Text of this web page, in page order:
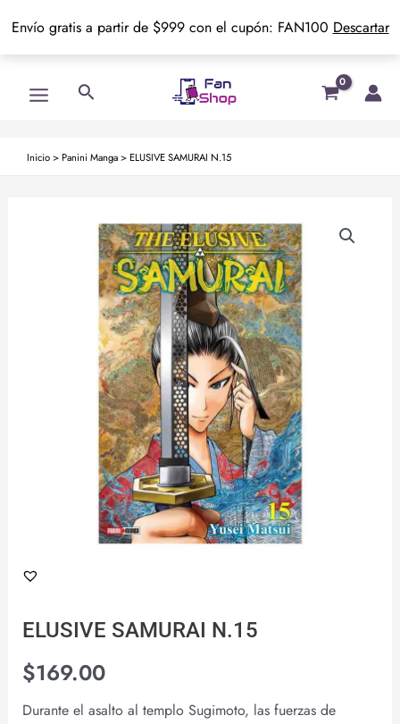
Envío gratis a partir de $999 con el cupón: FAN100 Descartar
Menu
Buscar
Inicio> Panini Manga> ELUSIVE SAMURAI N.15
ELUSIVE SAMURAI N.15
$169.00
Durante el asalto al templo Sugimoto, las fuerzas de